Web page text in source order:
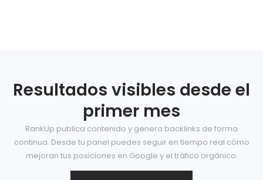
Resultados visibles desde el
primer mes
RankUp publica contenido y genera backlinks de forma
continua. Desde tu panel puedes seguir en tiempo real cómo
mejoran tus posiciones en Google y el tráfico orgánico.